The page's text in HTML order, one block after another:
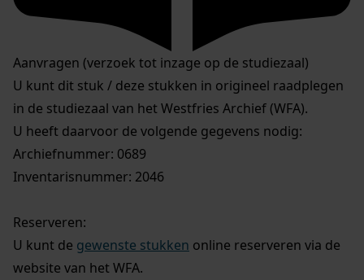
Aanvragen (verzoek tot inzage op de studiezaal)
U kunt dit stuk / deze stukken in origineel raadplegen
in de studiezaal van het Westfries Archief (WFA).
U heeft daarvoor de volgende gegevens nodig:
Archiefnummer: 0689
Inventarisnummer: 2046
Reserveren:
U kunt de gewenste stukken online reserveren via de
website van het WFA.